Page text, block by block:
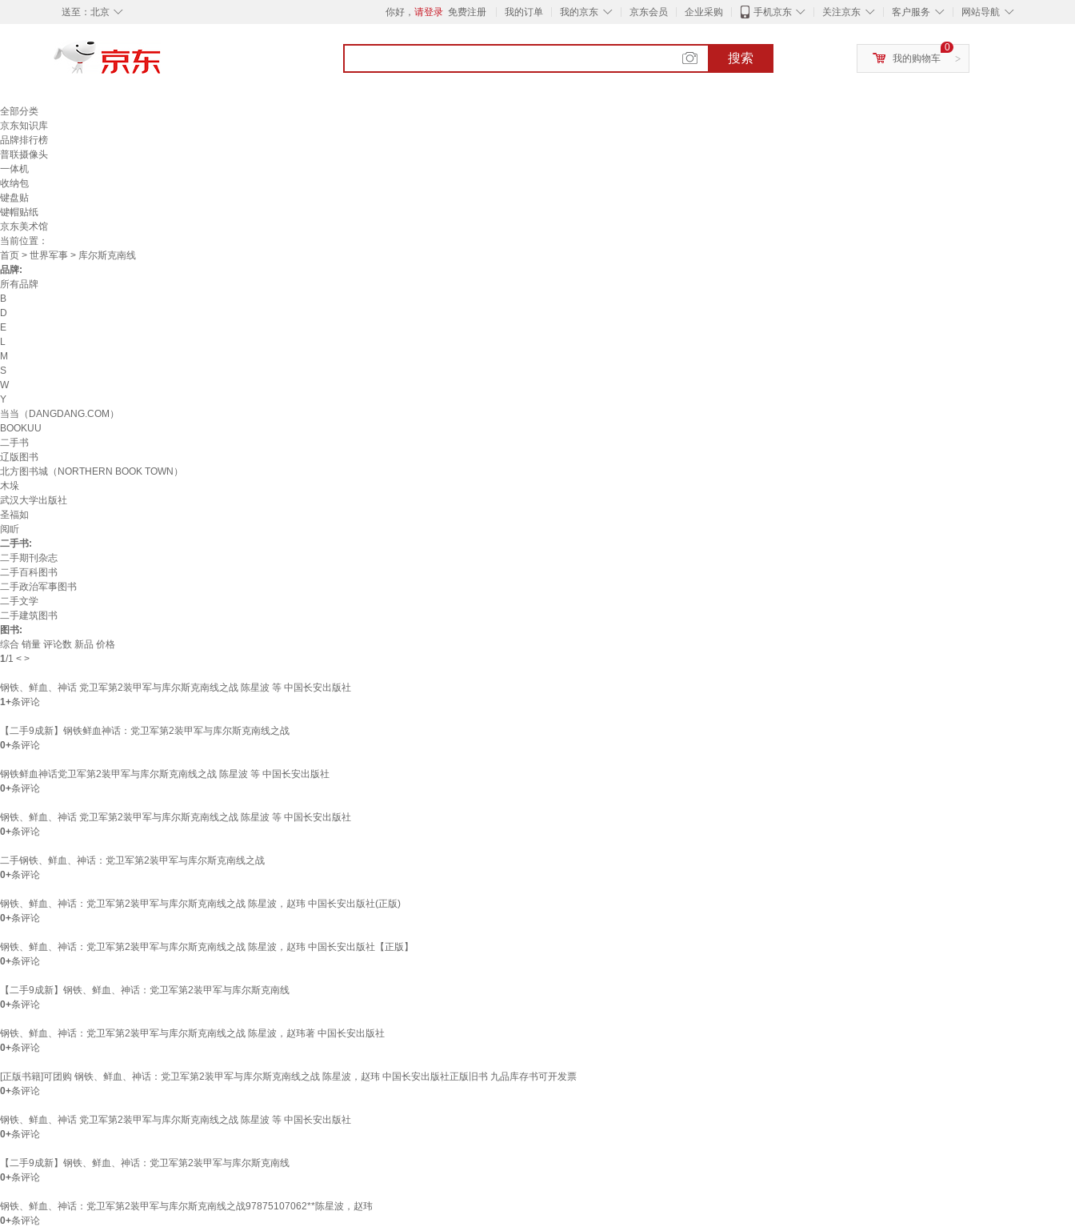
◇
送至： 北京 你好， 请登录 免费注册 我的订单 ◇
我的京东 京东会员 企业采购 ◇
手机京东 ◇
关注京东 ◇
客户服务 ◇
网站导航
搜索 >
0
我的购物车
全部分类
京东知识库
品牌排行榜
普联摄像头
一体机
收纳包
键盘贴
键帽贴纸
京东美术馆
当前位置：
首页 > 世界军事 > 库尔斯克南线
品牌:
所有品牌
B
D
E
L
M
S
W
Y
当当（DANGDANG.COM）
BOOKUU
二手书
辽版图书
北方图书城（NORTHERN BOOK TOWN）
木垛
武汉大学出版社
圣福如
阅盺
二手书:
二手期刊杂志
二手百科图书
二手政治军事图书
二手文学
二手建筑图书
图书:
综合 销量 评论数 新品 价格
1/1 < >
钢铁、鲜血、神话 党卫军第2装甲军与库尔斯克南线之战 陈星波 等 中国长安出版社
1+条评论
【二手9成新】钢铁鲜血神话：党卫军第2装甲军与库尔斯克南线之战
0+条评论
钢铁鲜血神话党卫军第2装甲军与库尔斯克南线之战 陈星波 等 中国长安出版社
0+条评论
钢铁、鲜血、神话 党卫军第2装甲军与库尔斯克南线之战 陈星波 等 中国长安出版社
0+条评论
二手钢铁、鲜血、神话：党卫军第2装甲军与库尔斯克南线之战
0+条评论
钢铁、鲜血、神话：党卫军第2装甲军与库尔斯克南线之战 陈星波，赵玮 中国长安出版社(正版)
0+条评论
钢铁、鲜血、神话：党卫军第2装甲军与库尔斯克南线之战 陈星波，赵玮 中国长安出版社【正版】
0+条评论
【二手9成新】钢铁、鲜血、神话：党卫军第2装甲军与库尔斯克南线
0+条评论
钢铁、鲜血、神话：党卫军第2装甲军与库尔斯克南线之战 陈星波，赵玮著 中国长安出版社
0+条评论
[正版书籍]可团购 钢铁、鲜血、神话：党卫军第2装甲军与库尔斯克南线之战 陈星波，赵玮 中国长安出版社正版旧书 九品库存书可开发票
0+条评论
钢铁、鲜血、神话 党卫军第2装甲军与库尔斯克南线之战 陈星波 等 中国长安出版社
0+条评论
【二手9成新】钢铁、鲜血、神话：党卫军第2装甲军与库尔斯克南线
0+条评论
钢铁、鲜血、神话：党卫军第2装甲军与库尔斯克南线之战97875107062**陈星波，赵玮
0+条评论